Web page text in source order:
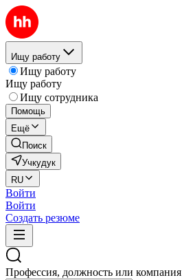
Ищу работу
Ищу работу
Ищу работу
Ищу сотрудника
Помощь
Ещё
Поиск
Учкудук
RU
Войти
Войти
Создать резюме
Профессия, должность или компания